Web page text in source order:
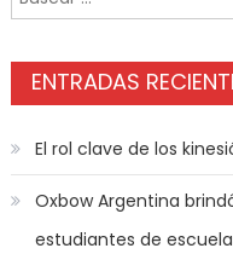
ENTRADAS
El rol clave de los
Oxbow Argentina
estudiantes de